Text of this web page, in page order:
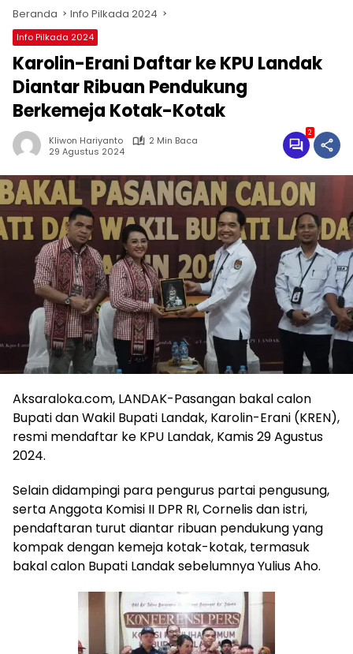
Beranda Info Pilkada 2024
Info Pilkada 2024
Karolin-Erani Daftar ke KPU Landak
Diantar Ribuan Pendukung
Berkemeja Kotak-Kotak
Kliwon Hariyanto
2 Min Baca
29 Agustus 2024
2
Aksaraloka.com, LANDAK-Pasangan bakal calon
Bupati dan Wakil Bupati Landak, Karolin-Erani (KREN),
resmi mendaftar ke KPU Landak, Kamis 29 Agustus
2024.
Selain didampingi para pengurus partai pengusung,
serta Anggota Komisi II DPR RI, Cornelis dan istri,
pendaftaran turut diantar ribuan pendukung yang
kompak dengan kemeja kotak-kotak, termasuk
bakal calon Bupati Landak sebelumnya Yulius Aho.